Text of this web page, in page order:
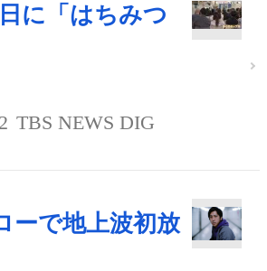
に「はちみつ
TBS NEWS DIG
ーで地上波初放